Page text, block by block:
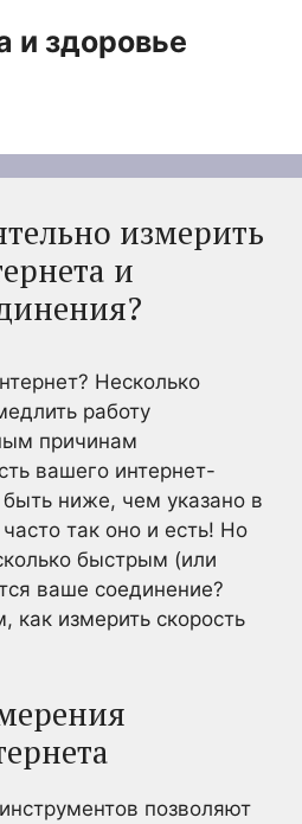
и здоровье
измерить
и
Несколько
работу
причинам
вашего интернет-
ниже, чем указано в
так оно и есть! Но
быстрым (или
ваше соединение?
как измерить скорость
позволяют